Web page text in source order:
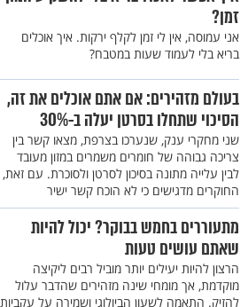
זמן?
אני עמוסה, אין לי זמן לקלף ירקות. איך אוכלים
בריא בלי לעמוד שעות במטבח?
בעולם מזהירים: אם אתם אוכלים את זה,
הסיכוי שתחלו בסרטן יעלה ב-30%
שני מחקרי ענק, שנערכו בצרפת, מצאו קשר בין
צריכה גבוהה של חומרים משמרים במזון מעובד
לבין עלייה מתונה בסיכון לסרטן ולסוכרת. עם זאת,
החוקרים מדגישים כי לא הוכח קשר ישיר
מתעוררים בחמש בבוקר? יכול להיות
שאתם עושים טעות
הרצון להיות יעילים יותר מוביל רבים ליקיצה
מוקדמת, אך מומחי שינה מזהירים שהדבר עלול
להזיק. התאמה לשעון הביולוגי ושמירה על עקביות